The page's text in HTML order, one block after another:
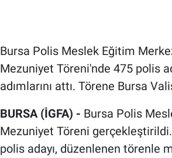
Bursa Polis Meslek Eğitim
Mezuniyet Töreni'nde 475 polis
adımlarını attı. Törene Bursa
BURSA (İGFA) - Bursa Polis
Mezuniyet Töreni
polis adayı, düzenlenen törenle